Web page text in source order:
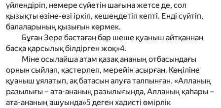
үйлендіріп, немере сүйетін шағына жетсе де, сол
қызықты өзіне-өзі іркіп, кешеңдетіп кепті. Енді сүйтіп,
балаларының қызығын көрмек.
Бұған Зере бастаған бар шеше қуаныш айтқаннан
басқа қарсылық білдірген жоқ»4.
Міне осылайша атам қазақ ананың отбасындағы
орнын сыйлап, қастерлеп, мерейін асырған. Көңіліне
қуаныш ұялатып, ақ батасын алуға талпынған. «Алланың
разылығы – ата-ананың разылығында, Алланың қаһары –
ата-ананың ашуында»5 деген хадисті өмірлік